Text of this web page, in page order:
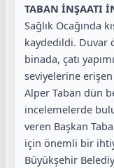
TABAN İNŞAATI
Sağlık Ocağında
kaydedildi. Duvar
binada, çatı
seviyelerine erişen
Alper Taban dün
incelemelerde
veren Başkan
için önemli bir
Büyükşehir